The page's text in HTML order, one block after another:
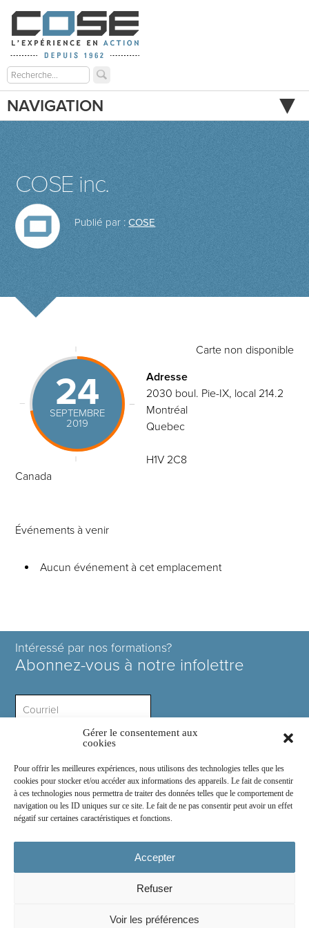
Gérer le consentement aux
cookies
Pour offrir les meilleures expériences, nous utilisons des technologies telles que les
cookies pour stocker et/ou accéder aux informations des appareils. Le fait de consentir
à ces technologies nous permettra de traiter des données telles que le comportement de
navigation ou les ID uniques sur ce site. Le fait de ne pas consentir peut avoir un effet
négatif sur certaines caractéristiques et fonctions.
Accepter
Refuser
Voir les préférences
NAVIGATION
COSE inc.
Publié par :COSE
24
SEPTEMBRE
2019
Carte non disponible
Adresse
2030 boul. Pie-IX, local 214.2
Montréal
Quebec
H1V 2C8
Canada
Événements à venir
Aucun événement à cet emplacement
Intéressé par nos formations?
Abonnez-vous à notre infolettre
2030 boul. Pie IX suite 214.2